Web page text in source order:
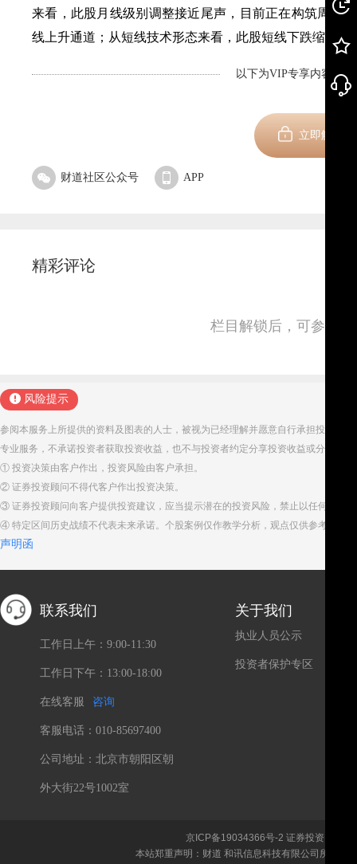
来看，此股月线级别调整接近尾声，目前正在构筑周线
线上升通道；从短线技术形态来看，此股短线下跌缩量，
以下为VIP专享内容，剩
立即解锁
财道社区公众号 APP
精彩评论
栏目解锁后，可参与
风险提示
参阅本服务上所提供的资料及图表的人士，被视为已经理解并愿意自行承担投资服
专业服务，不承诺投资者获取投资收益，也不与投资者约定分享投资收益或分担投
① 投资决策由客户作出，投资风险由客户承担。
② 证券投资顾问不得代客户作出投资决策。
③ 证券投资顾问向客户提供投资建议，应当提示潜在的投资风险，禁止以任何方式
④ 特定区间历史战绩不代表未来承诺。个股案例仅作教学分析，观点仅供参考。股
声明函
联系我们
工作日上午：9:00-11:30
工作日下午：13:00-18:00
在线客服 咨询
客服电话：010-85697400
公司地址：北京市朝阳区朝
外大街22号1002室
关于我们
执业人员公示
投资者保护专区
京ICP备19034366号-2 证券投资咨询、
本站郑重声明：财道 和讯信息科技有限公司所载文